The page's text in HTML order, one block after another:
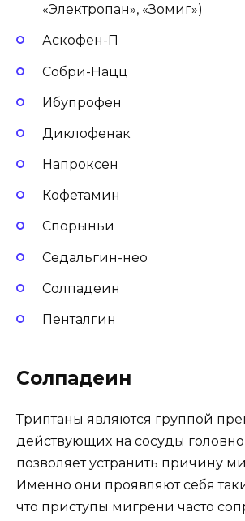
«Электропан», «Зомиг»)
Аскофен-П
Собри-Нацц
Ибупрофен
Диклофенак
Напроксен
Кофетамин
Спорыньи
Седальгин-нео
Солпадеин
Пенталгин
Солпадеин
Триптаны являются группой
действующих на сосуды
позволяет устранить причину
Именно они проявляют себя
что приступы мигрени часто